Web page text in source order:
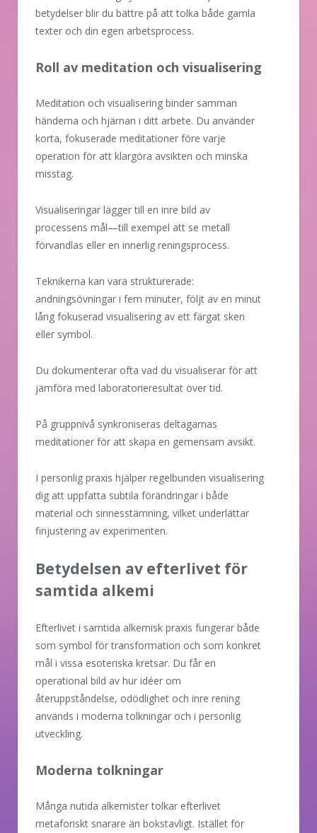
betydelser blir du bättre på att tolka både gamla
texter och din egen arbetsprocess.
Roll av meditation och visualisering
Meditation och visualisering binder samman
händerna och hjärnan i ditt arbete. Du använder
korta, fokuserade meditationer före varje
operation för att klargöra avsikten och minska
misstag.
Visualiseringar lägger till en inre bild av
processens mål—till exempel att se metall
förvandlas eller en innerlig reningsprocess.
Teknikerna kan vara strukturerade:
andningsövningar i fem minuter, följt av en minut
lång fokuserad visualisering av ett färgat sken
eller symbol.
Du dokumenterar ofta vad du visualiserar för att
jämföra med laboratorieresultat över tid.
På gruppnivå synkroniseras deltagarnas
meditationer för att skapa en gemensam avsikt.
I personlig praxis hjälper regelbunden visualisering
dig att uppfatta subtila förändringar i både
material och sinnesstämning, vilket underlättar
finjustering av experimenten.
Betydelsen av efterlivet för
samtida alkemi
Efterlivet i samtida alkemisk praxis fungerar både
som symbol för transformation och som konkret
mål i vissa esoteriska kretsar. Du får en
operational bild av hur idéer om
återuppståndelse, odödlighet och inre rening
används i moderna tolkningar och i personlig
utveckling.
Moderna tolkningar
Många nutida alkemister tolkar efterlivet
metaforiskt snarare än bokstavligt. Istället för